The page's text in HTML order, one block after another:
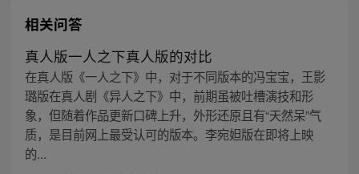
相关问答
真人版一人之下真人版的对比
在真人版《一人之下》中，对于不同版本的冯宝宝，王影
璐版在真人剧《异人之下》中，前期虽被吐槽演技和形
象，但随着作品更新口碑上升，外形还原且有“天然呆”气
质，是目前网上最受认可的版本。李宛妲版在即将上映
的...